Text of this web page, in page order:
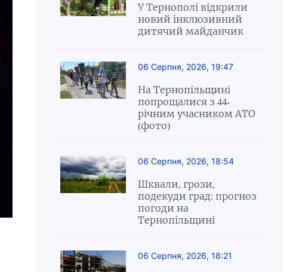
У Тернополі відкрили
новий інклюзивний
дитячий майданчик
06 Серпня, 2026, 19:47
На Тернопільщині
попрощалися з 44-
річним учасником АТО
(фото)
06 Серпня, 2026, 18:54
Шквали, грози,
подекуди град: прогноз
погоди на
Тернопільщині
06 Серпня, 2026, 18:21